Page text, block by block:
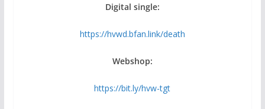
Digital single:
https://hvwd.bfan.link/death
Webshop:
https://bit.ly/hvw-tgt